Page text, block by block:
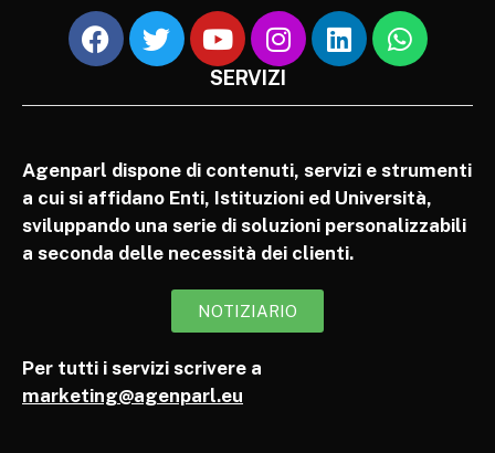
SERVIZI
Agenparl dispone di contenuti, servizi e strumenti
a cui si affidano Enti, Istituzioni ed Università,
sviluppando una serie di soluzioni personalizzabili
a seconda delle necessità dei clienti.
NOTIZIARIO
Per tutti i servizi scrivere a
marketing@agenparl.eu